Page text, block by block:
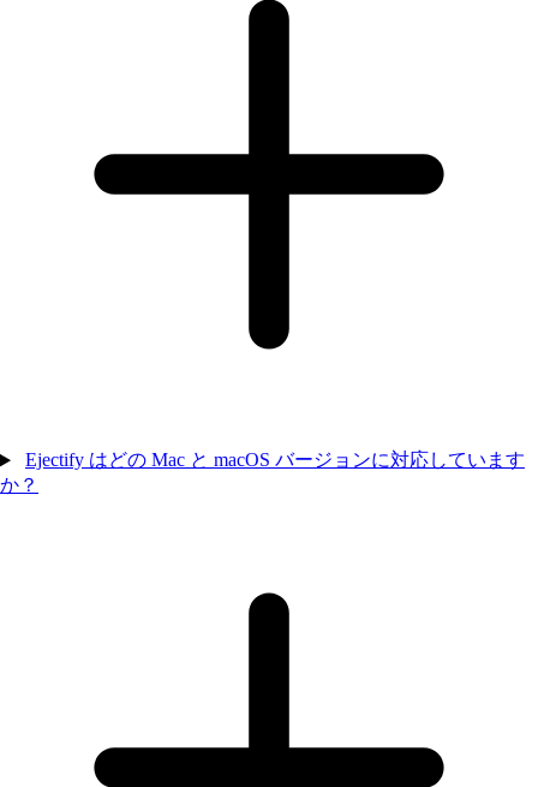
Ejectify はどの Mac と macOS バージョンに対応しています
か？